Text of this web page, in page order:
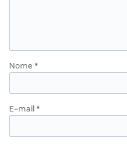
Nome *
E-mail *